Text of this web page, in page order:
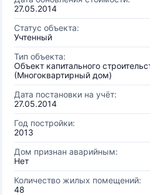
27.05.2014
Статус объекта:
Учтенный
Тип объекта:
Объект капитального
(Многоквартирный дом)
Дата постановки на учёт:
27.05.2014
Год постройки:
2013
Дом признан аварийным:
Нет
Количество жилых помещений:
48